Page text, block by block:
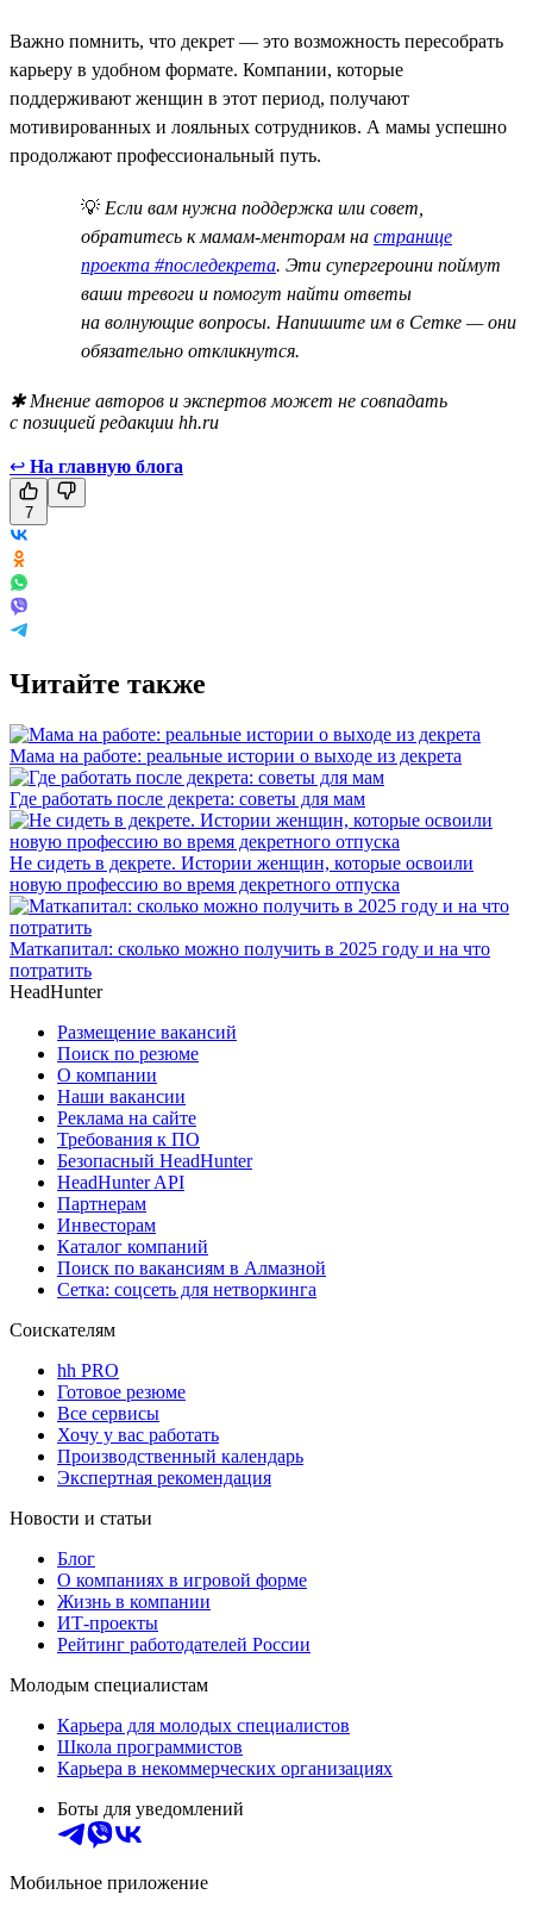
Важно помнить, что декрет — это возможность пересобрать
карьеру в удобном формате. Компании, которые
поддерживают женщин в этот период, получают
мотивированных и лояльных сотрудников. А мамы успешно
продолжают профессиональный путь.
💡 Если вам нужна поддержка или совет,
обратитесь к мамам-менторам на странице
проекта #последекрета. Эти супергероини поймут
ваши тревоги и помогут найти ответы
на волнующие вопросы. Напишите им в Сетке — они
обязательно откликнутся.
✱ Мнение авторов и экспертов может не совпадать
с позицией редакции hh.ru
↩ На главную блога
7
Читайте также
Мама на работе: реальные истории о выходе из декрета
Где работать после декрета: советы для мам
Не сидеть в декрете. Истории женщин, которые освоили
новую профессию во время декретного отпуска
Маткапитал: сколько можно получить в 2025 году и на что
потратить
HeadHunter
Размещение вакансий
Поиск по резюме
О компании
Наши вакансии
Реклама на сайте
Требования к ПО
Безопасный HeadHunter
HeadHunter API
Партнерам
Инвесторам
Каталог компаний
Поиск по вакансиям в Алмазной
Сетка: соцсеть для нетворкинга
Соискателям
hh PRO
Готовое резюме
Все сервисы
Хочу у вас работать
Производственный календарь
Экспертная рекомендация
Новости и статьи
Блог
О компаниях в игровой форме
Жизнь в компании
ИТ-проекты
Рейтинг работодателей России
Молодым специалистам
Карьера для молодых специалистов
Школа программистов
Карьера в некоммерческих организациях
Боты для уведомлений
Мобильное приложение